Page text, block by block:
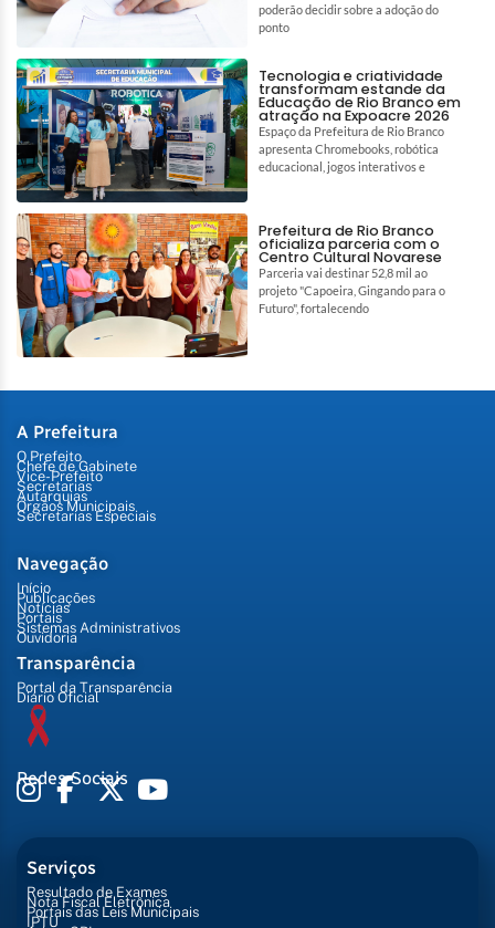
poderão decidir sobre a adoção do
ponto
Tecnologia e criatividade
transformam estande da
Educação de Rio Branco em
atração na Expoacre 2026
Espaço da Prefeitura de Rio Branco
apresenta Chromebooks, robótica
educacional, jogos interativos e
Prefeitura de Rio Branco
oficializa parceria com o
Centro Cultural Novarese
Parceria vai destinar 52,8 mil ao
projeto "Capoeira, Gingando para o
Futuro", fortalecendo
A Prefeitura
O Prefeito
Chefe de Gabinete
Vice-Prefeito
Secretarias
Autarquias
Órgãos Municipais
Secretarias Especiais
Navegação
Início
Publicações
Notícias
Portais
Sistemas Administrativos
Ouvidoria
Transparência
Portal da Transparência
Diário Oficial
Redes Sociais
Serviços
Resultado de Exames
Nota Fiscal Eletrônica
Portais das Leis Municipais
IPTU